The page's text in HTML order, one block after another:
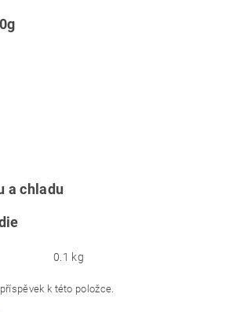
a chladu
0.1 kg
k této položce.